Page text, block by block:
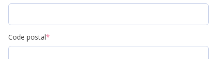
Code postal*